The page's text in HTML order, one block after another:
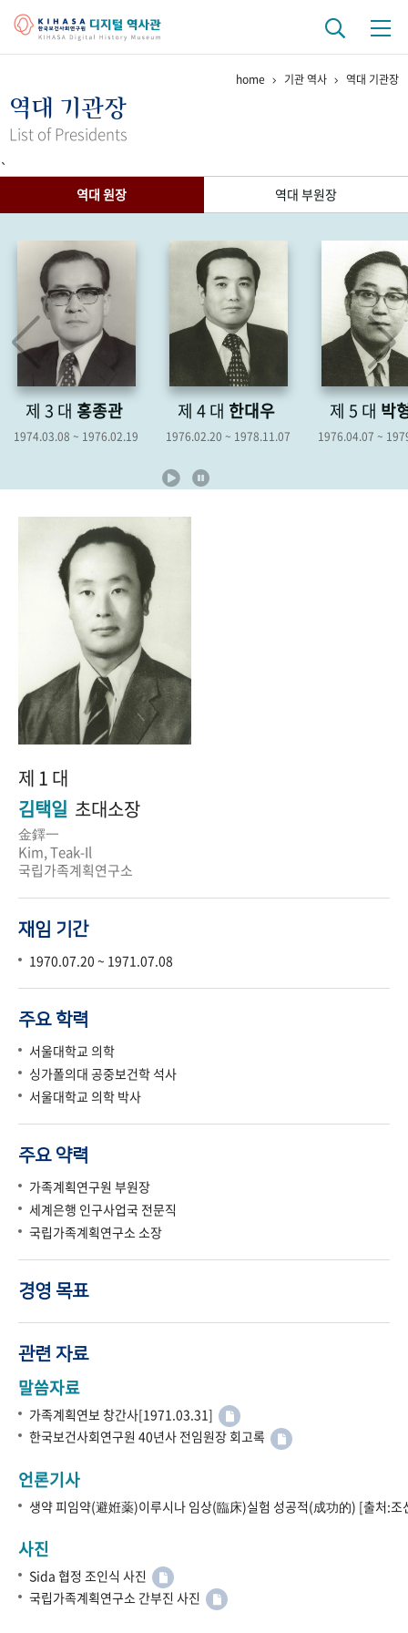
걸어온 길 기관 변천사
연구 역사
정책과 연구 키워드로 보는 연구 역사
연구자들
기록물 아카이브
사진 아카이브 문서 기록물 행정박물 영상 기록물
50+1주년 기념
성과 50선 숫자로 보는 50년 50 +1주년 광장
세계와 함께 한 KIHASA
home 기관 역사 역대 기관장
역대 기관장
List of Presidents
`
역대 원장
역대 부원장
제 4 대한대우
1976.02.20 ~ 1978.11.07
제 5 대박형종
1976.04.07 ~ 1979.04.06
제 6 대
1978.12.19
제 1 대
김택일 초대소장
金鐸一
Kim, Teak-Il
국립가족계획연구소
재임 기간
1970.07.20 ~ 1971.07.08
주요 학력
서울대학교 의학
싱가폴의대 공중보건학 석사
서울대학교 의학 박사
주요 약력
가족계획연구원 부원장
세계은행 인구사업국 전문직
국립가족계획연구소 소장
경영 목표
관련 자료
말씀자료
가족계획연보 창간사[1971.03.31]
한국보건사회연구원 40년사 전임원장 회고록
언론기사
생약 피임약(避姙薬)이루시나 임상(臨床)실험 성공적(成功的) [출처:
사진
Sida 협정 조인식 사진
국립가족계획연구소 간부진 사진